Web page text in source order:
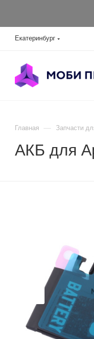
Екатеринбург
Главная — Запчасти
АКБ для